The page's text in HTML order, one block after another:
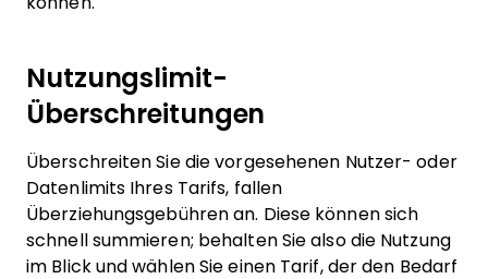
Nutzungslimit-
Überschreitungen
Überschreiten Sie die vorgesehenen Nutzer- oder
Datenlimits Ihres Tarifs, fallen
Überziehungsgebühren an. Diese können sich
schnell summieren; behalten Sie also die Nutzung
im Blick und wählen Sie einen Tarif, der den Bedarf